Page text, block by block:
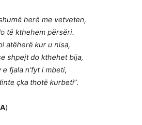
herë me vetveten,
të kthehem përsëri.
atëherë kur u nisa,
shpejt do kthehet bija,
e fjala n’fyt i mbeti,
çka thotë kurbeti”.
)